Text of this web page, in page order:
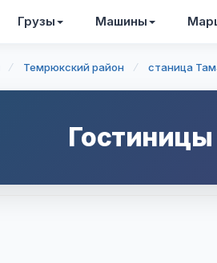
Грузы Машины
Темрюкский район станица
Гостиницы